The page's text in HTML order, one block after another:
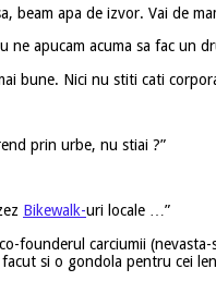
beam apa de izvor. Vai de
apucam acuma sa fac un
bune. Nici nu stiti cati
prin urbe, nu stiai ?”
Bikewalk-uri locale …”
founderul carciumii
si o gondola pentru cei